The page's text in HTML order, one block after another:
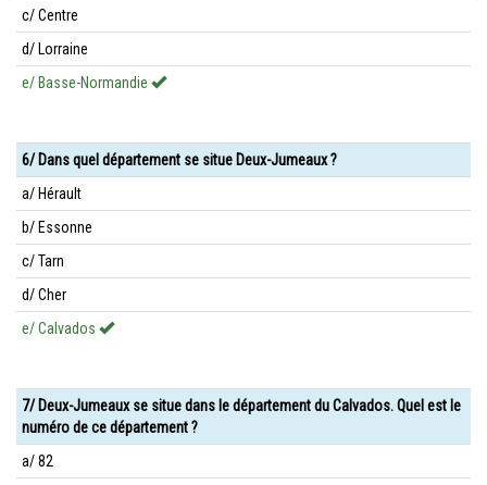
c/ Centre
d/ Lorraine
e/ Basse-Normandie
6/ Dans quel département se situe Deux-Jumeaux ?
a/ Hérault
b/ Essonne
c/ Tarn
d/ Cher
e/ Calvados
7/ Deux-Jumeaux se situe dans le département du Calvados. Quel est le
numéro de ce département ?
a/ 82